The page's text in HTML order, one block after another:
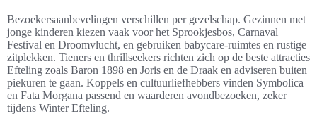
Bezoekersaanbevelingen verschillen per gezelschap. Gezinnen met
jonge kinderen kiezen vaak voor het Sprookjesbos, Carnaval
Festival en Droomvlucht, en gebruiken babycare-ruimtes en rustige
zitplekken. Tieners en thrillseekers richten zich op de beste attracties
Efteling zoals Baron 1898 en Joris en de Draak en adviseren buiten
piekuren te gaan. Koppels en cultuurliefhebbers vinden Symbolica
en Fata Morgana passend en waarderen avondbezoeken, zeker
tijdens Winter Efteling.